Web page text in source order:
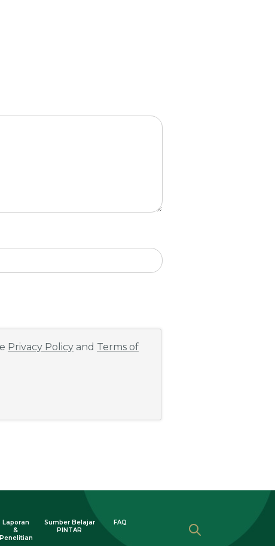
Privacy Policy and Terms of
Laporan
&
Penelitian
Sumber Belajar
PINTAR
FAQ